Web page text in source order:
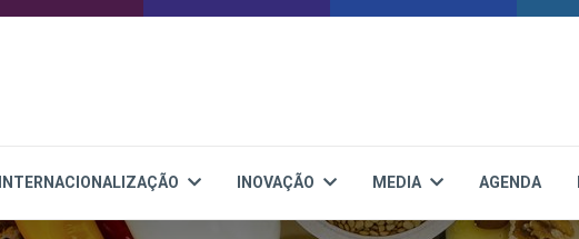
INTERNACIONALIZAÇÃO INOVAÇÃO MEDIA AGENDA